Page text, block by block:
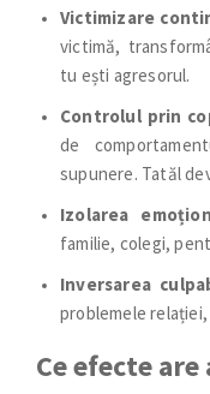
Victimizare
victimă,
tu ești agresorul.
Controlul prin
de
supunere. Tatăl
Izolarea
familie, colegi,
Inversarea
problemele
Ce efecte